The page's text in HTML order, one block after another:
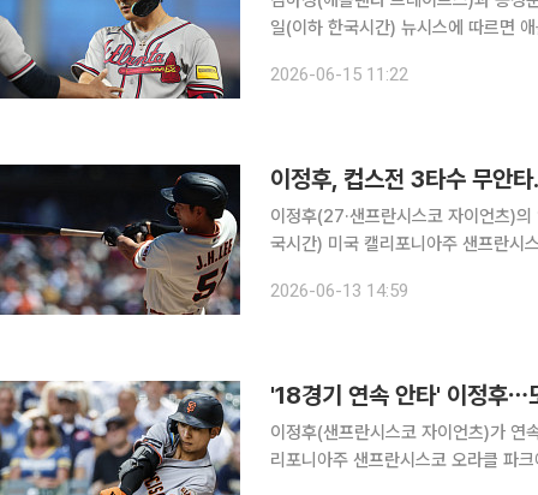
일(이하 한국시간) 뉴시스에 따르면
연전 앞선 두 경기에 모두 선발 출전
2026-06-15 11:22
이정후, 컵스전 3타수 무안
이정후(27·샌프란시스코 자이언츠)의 연속
국시간) 미국 캘리포니아주 샌프란시
난달 15일 로스앤젤레스 다저스전부
2026-06-13 14:59
'18경기 연속 안타' 이정후⋯
이정후(샌프란시스코 자이언츠)가 연속 경기 안
리포니아주 샌프란시스코 오라클 파